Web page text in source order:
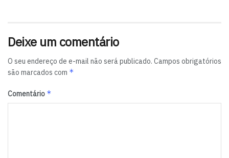
Deixe um comentário
O seu endereço de e-mail não será publicado. Campos obrigatórios
são marcados com *
Comentário *